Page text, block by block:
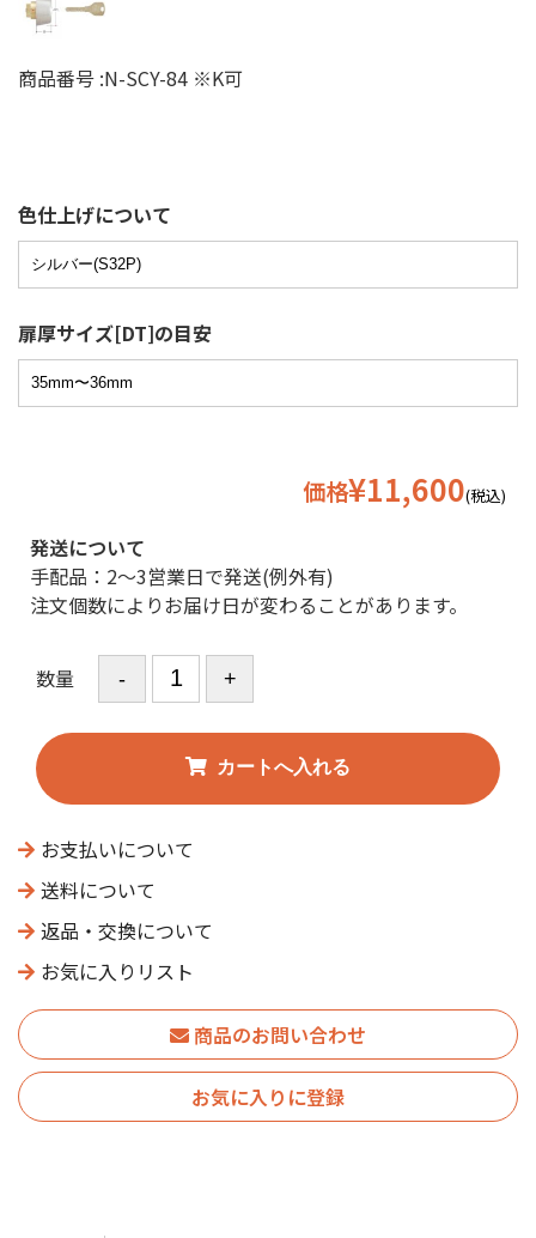
商品番号 :N-SCY-84 ※K可
色仕上げについて
扉厚サイズ[DT]の目安
価格¥11,600(税込)
発送について
手配品：2〜3営業日で発送(例外有)
注文個数によりお届け日が変わることがあります。
数量
お支払いについて
送料について
返品・交換について
お気に入りリスト
商品のお問い合わせ
お気に入りに登録